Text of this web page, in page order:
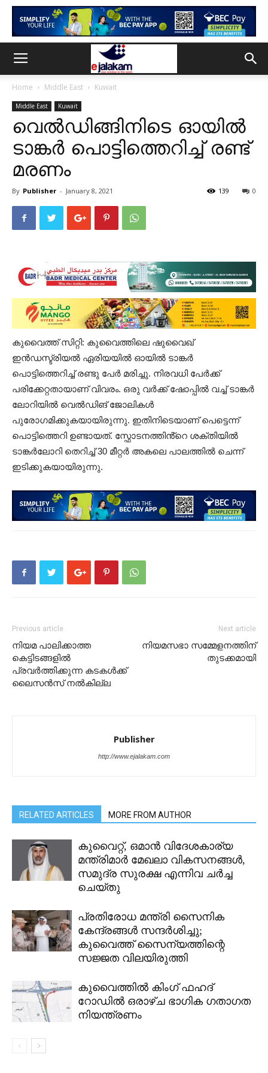
Home Middle East Kuwait
Middle East Kuwait
വെൽഡിങ്ങിനിടെ ഓയിൽ
ടാങ്കർ പൊട്ടിത്തെറിച്ച് രണ്ട്
മരണം
By Publisher - January 8, 2021 0
139
കുവൈത്ത് സിറ്റി: കുവൈത്തിലെ ഷുവൈഖ്
ഇന്‍ഡസ്ട്രിയല്‍ ഏരിയയിൽ ഓയില്‍ ടാങ്കര്‍
പൊട്ടിത്തെറിച്ച് രണ്ടു പേര്‍ മരിച്ചു. നിരവധി പേര്‍ക്ക്
പരിക്കേറ്റതായാണ് വിവരം. ഒരു വർക്ക് ഷോപ്പിൽ വച്ച് ടാങ്കർ
ലോറിയിൽ വെൽഡിങ് ജോലികൾ
പുരോഗമിക്കുകയായിരുന്നു. ഇതിനിടെയാണ് പെട്ടെന്ന്
പൊട്ടിത്തെറി ഉണ്ടായത്. സ്ഫോടനത്തിൻ്റെ ശക്തിയിൽ
ടാങ്കർലോറി തെറിച്ച് 30 മീറ്റർ അകലെ പാലത്തിൽ ചെന്ന്
ഇടിക്കുകയായിരുന്നു.
Previous article
നിയമ പാലിക്കാത്ത
കെട്ടിടങ്ങളിൽ
പ്രവർത്തിക്കുന്ന കടകൾക്ക്
ലൈസൻസ് നൽകില്ല
Next article
നിയമസഭാ സമ്മേളനത്തിന്
തുടക്കമായി
Publisher
http://www.ejalakam.com
RELATED ARTICLES MORE FROM AUTHOR
കുവൈറ്റ്, ഒമാൻ വിദേശകാര്യ
മന്ത്രിമാർ മേഖലാ വികസനങ്ങൾ,
സമുദ്ര സുരക്ഷ എന്നിവ ചർച്ച
ചെയ്തു
പ്രതിരോധ മന്ത്രി സൈനിക
കേന്ദ്രങ്ങൾ സന്ദർശിച്ചു;
കുവൈത്ത് സൈന്യത്തിന്റെ
സജ്ജത വിലയിരുത്തി
കുവൈത്തിൽ കിംഗ് ഫഹദ്
റോഡിൽ ഒരാഴ്ച ഭാഗിക ഗതാഗത
നിയന്ത്രണം